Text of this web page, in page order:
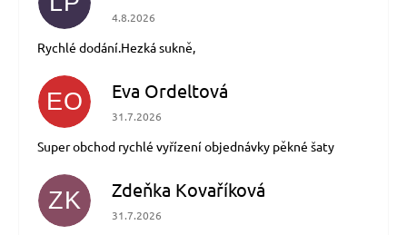
Hodnocení obchodu je 5 z 5 hvězdiček.
4.8.2026
Rychlé dodání.Hezká sukně,
EO Eva Ordeltová
Hodnocení obchodu je 5 z 5 hvězdiček.
31.7.2026
Super obchod rychlé vyřízení objednávky pěkné šaty
ZK Zdeňka Kovaříková
Hodnocení obchodu je 5 z 5 hvězdiček.
31.7.2026